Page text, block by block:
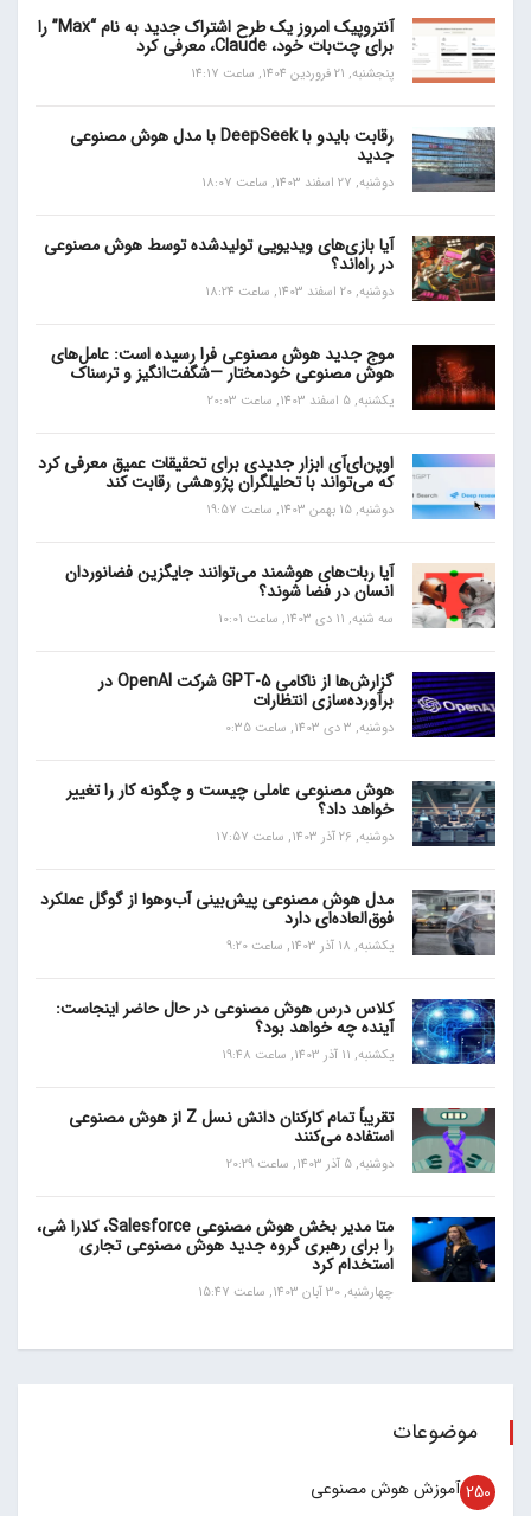
آنتروپیک امروز یک طرح اشتراک جدید به نام “Max” را
برای چت‌بات خود، Claude، معرفی کرد
پنجشنبه, 21 فروردین 1404, ساعت 14:17
رقابت بایدو با DeepSeek با مدل هوش مصنوعی
جدید
دوشنبه, 27 اسفند 1403, ساعت 18:07
آیا بازی‌های ویدیویی تولیدشده توسط هوش مصنوعی
در راه‌اند؟
دوشنبه, 20 اسفند 1403, ساعت 18:24
موج جدید هوش مصنوعی فرا رسیده است: عامل‌های
هوش مصنوعی خودمختار —شگفت‌انگیز و ترسناک
یکشنبه, 5 اسفند 1403, ساعت 20:03
اوپن‌ای‌آی ابزار جدیدی برای تحقیقات عمیق معرفی کرد
که می‌تواند با تحلیلگران پژوهشی رقابت کند
دوشنبه, 15 بهمن 1403, ساعت 19:57
آیا ربات‌های هوشمند می‌توانند جایگزین فضانوردان
انسان در فضا شوند؟
سه شنبه, 11 دی 1403, ساعت 10:01
گزارش‌ها از ناکامی GPT-5 شرکت OpenAI در
برآورده‌سازی انتظارات
دوشنبه, 3 دی 1403, ساعت 0:35
هوش مصنوعی عاملی چیست و چگونه کار را تغییر
خواهد داد؟
دوشنبه, 26 آذر 1403, ساعت 17:57
مدل هوش مصنوعی پیش‌بینی آب‌و‌هوا از گوگل عملکرد
فوق‌العاده‌ای دارد
یکشنبه, 18 آذر 1403, ساعت 9:20
کلاس درس هوش مصنوعی در حال حاضر اینجاست:
آینده چه خواهد بود؟
یکشنبه, 11 آذر 1403, ساعت 19:48
تقریباً تمام کارکنان دانش نسل Z از هوش مصنوعی
استفاده می‌کنند
دوشنبه, 5 آذر 1403, ساعت 20:29
متا مدیر بخش هوش مصنوعی Salesforce، کلارا شی،
را برای رهبری گروه جدید هوش مصنوعی تجاری
استخدام کرد
چهارشنبه, 30 آبان 1403, ساعت 15:47
موضوعات
آموزش هوش مصنوعی 250